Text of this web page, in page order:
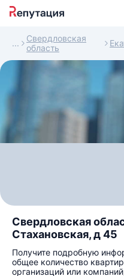
Свердловская
область
Свердловская
Стахановская, д 45
Получите подробную
общее количество
организаций или